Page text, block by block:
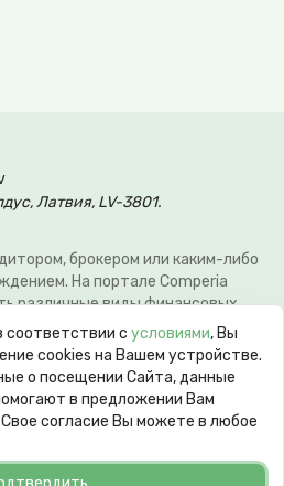
Латвия, LV-3801.
брокером или каким-либо
На портале Comperia
различные виды финансовых
мог сэкономить свое время и
. Пример расчёта: при
месяцев, ежемесячный платеж
€, годовая процентная
годовая процентная
60%. Срок кредита от 62
соответствии с условиями, Вы
cookies на Вашем устройстве.
о посещении Сайта, данные
в предложении Вам
согласие Вы можете в любое